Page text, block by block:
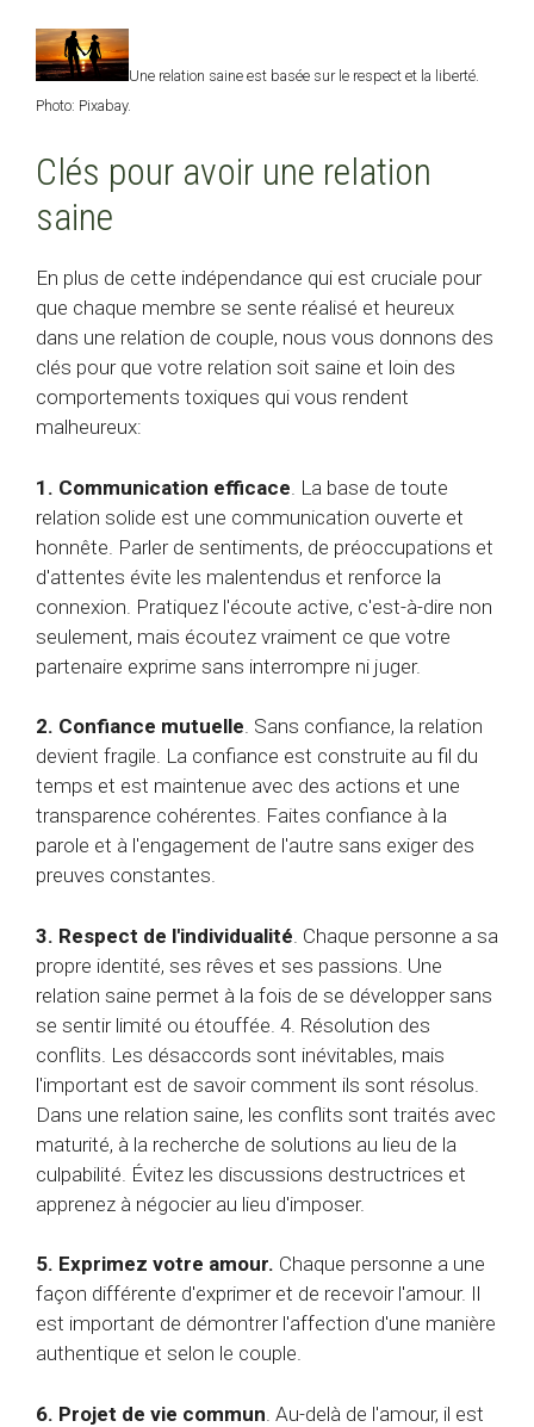
Une relation saine est basée sur le respect et la liberté.
Photo: Pixabay.
Clés pour avoir une relation
saine
En plus de cette indépendance qui est cruciale pour
que chaque membre se sente réalisé et heureux
dans une relation de couple, nous vous donnons des
clés pour que votre relation soit saine et loin des
comportements toxiques qui vous rendent
malheureux:
1. Communication efficace . La base de toute
relation solide est une communication ouverte et
honnête. Parler de sentiments, de préoccupations et
d'attentes évite les malentendus et renforce la
connexion. Pratiquez l'écoute active, c'est-à-dire non
seulement, mais écoutez vraiment ce que votre
partenaire exprime sans interrompre ni juger.
2. Confiance mutuelle. Sans confiance, la relation
devient fragile. La confiance est construite au fil du
temps et est maintenue avec des actions et une
transparence cohérentes. Faites confiance à la
parole et à l'engagement de l'autre sans exiger des
preuves constantes.
3. Respect de l'individualité . Chaque personne a sa
propre identité, ses rêves et ses passions. Une
relation saine permet à la fois de se développer sans
se sentir limité ou étouffée. 4. Résolution des
conflits. Les désaccords sont inévitables, mais
l'important est de savoir comment ils sont résolus.
Dans une relation saine, les conflits sont traités avec
maturité, à la recherche de solutions au lieu de la
culpabilité. Évitez les discussions destructrices et
apprenez à négocier au lieu d'imposer.
5. Exprimez votre amour. Chaque personne a une
façon différente d'exprimer et de recevoir l'amour. Il
est important de démontrer l'affection d'une manière
authentique et selon le couple.
6. Projet de vie commun . Au-delà de l'amour, il est